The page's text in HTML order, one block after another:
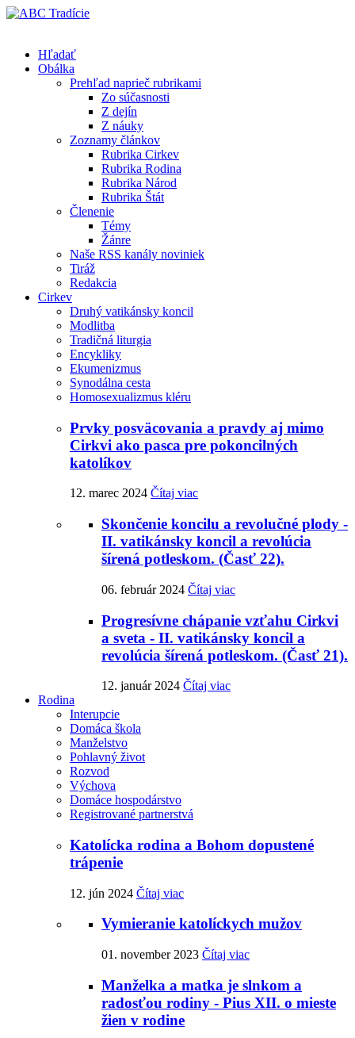
Hľadať
Obálka
Prehľad naprieč rubrikami
Zo súčasnosti
Z dejín
Z náuky
Zoznamy článkov
Rubrika Cirkev
Rubrika Rodina
Rubrika Národ
Rubrika Štát
Členenie
Témy
Žánre
Naše RSS kanály noviniek
Tiráž
Redakcia
Cirkev
Druhý vatikánsky koncil
Modlitba
Tradičná liturgia
Encykliky
Ekumenizmus
Synodálna cesta
Homosexualizmus kléru
Prvky posväcovania a pravdy aj mimo
Cirkvi ako pasca pre pokoncilných
katolíkov
12. marec 2024 Čítaj viac
Skončenie koncilu a revolučné plody -
II. vatikánsky koncil a revolúcia
šírená potleskom. (Časť 22).
06. február 2024 Čítaj viac
Progresívne chápanie vzťahu Cirkvi
a sveta - II. vatikánsky koncil a
revolúcia šírená potleskom. (Časť 21).
12. január 2024 Čítaj viac
Rodina
Interupcie
Domáca škola
Manželstvo
Pohlavný život
Rozvod
Výchova
Domáce hospodárstvo
Registrované partnerstvá
Katolícka rodina a Bohom dopustené
trápenie
12. jún 2024 Čítaj viac
Vymieranie katolíckych mužov
01. november 2023 Čítaj viac
Manželka a matka je slnkom a
radosťou rodiny - Pius XII. o mieste
žien v rodine